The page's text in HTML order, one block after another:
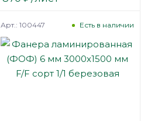
березовая
Есть в наличии
Арт.: 100447